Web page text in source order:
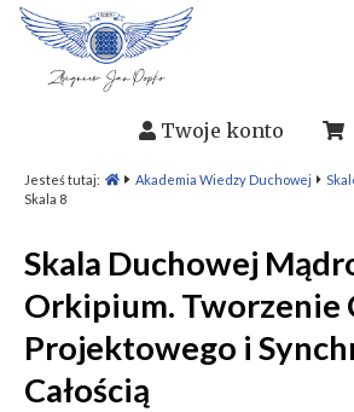
Twoje konto
Jesteś tutaj: Akademia Wiedzy Duchowej
Skala 8
Skala Duchowej
Orkipium. Tworzenie
Projektowego i
Całością